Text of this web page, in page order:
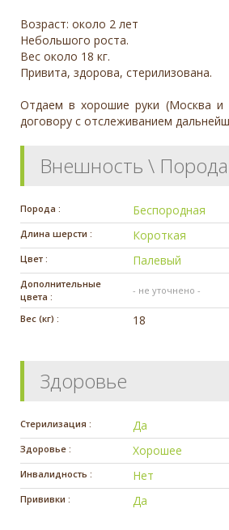
Возраст: около 2 лет
Небольшого роста.
Вес около 18 кг.
Привита, здорова, стерилизована.
Отдаем в хорошие руки (Москва и
договору с отслеживанием
Внешность \ Порода
Порода : Беспородная
Длина шерсти : Короткая
Цвет : Палевый
Дополнительные
цвета :
- не уточнено -
Вес (кг) : 18
Здоровье
Стерилизация : Да
Здоровье : Хорошее
Инвалидность : Нет
Прививки : Да